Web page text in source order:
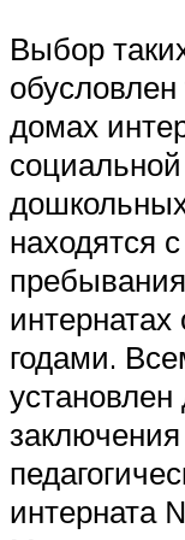
Выбор
домах
находятся
годами.
установлен
интерната